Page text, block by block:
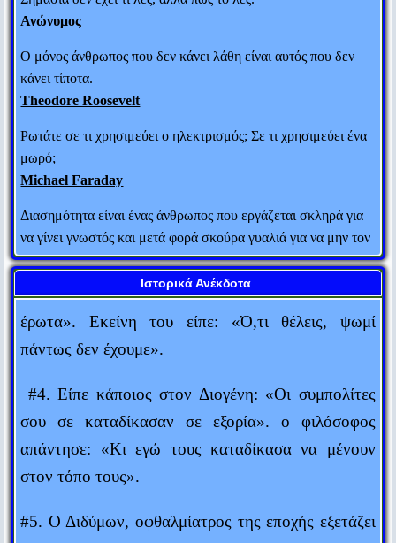
κάνει τίποτα.
Theodore Roosevelt
μωρό;
Michael Faraday
να γίνει γνωστός και μετά φορά σκούρα γυαλιά για να μην τον
αναγνωρίζουν.
Fred Allen
Υπάρχουν μόνο δύο τρόποι για να πεις την πλήρη αλήθεια:
ανώνυμα και μεταθανάτια.
Thomas Sowell
Πράξεις Αποστόλων
Δημοσιογράφος είναι αυτός που, εκ των υστέρων, ξέρει τα
πάντα εκ των προτέρων.
Karl Kraus
H αποταμίευση είναι πολύ ωραίο πράγμα. Ειδικά όταν οι
Ιστορικά Ανέκδοτα
Ο Φωκίωνας αρνήθηκε το δώρο λέγοντας: «Ας μ’
αφήσει λοιπόν και να είμαι και να φαίνομαι
έντιμος».
#2. Είπε κάποιος στον Αρίστιππο ότι η Λαΐδα δεν
τον αγαπά, αλλά προσποιείται ότι τον αγαπά. Ο
Αρίστιππος απάντησε: «Ούτε το κρασί ή το ψάρι
με αγαπούν, εγώ όμως τα απολαμβάνω».
#3. Ένας άντρας είπε στην ερωτομανή γυναίκα
του: «Τι θέλεις να κάνουμε, να φάμε ή να κάνουμε